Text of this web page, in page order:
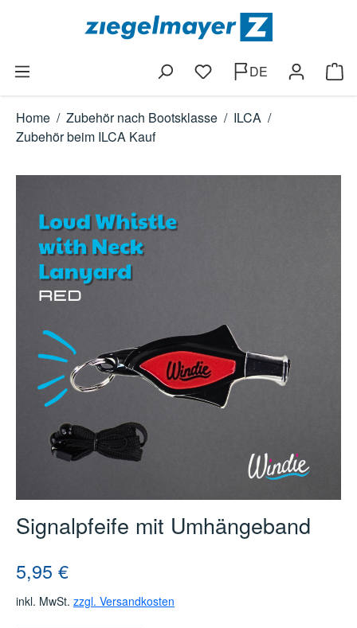
Zum Hauptinhalt springen
Du hast 0 Produkte auf
DE
Home / Zubehör nach Bootsklasse / ILCA /
Zubehör beim ILCA Kauf
Signalpfeife mit Umhängeband
Regulärer Preis:
5,95 €
inkl. MwSt. zzgl. Versandkosten